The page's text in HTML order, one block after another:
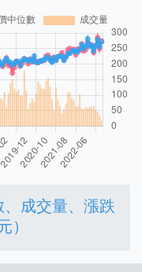
成交量、漲跌